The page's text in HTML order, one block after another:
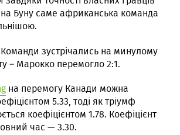
Буну саме африканська команда
Команди зустрічались на минулому
– Марокко перемогло 2:1.
на перемогу Канади можна
5.33, тоді як тріумф
коефіцієнтом 1.78. Коефіцієнт
час — 3.30.